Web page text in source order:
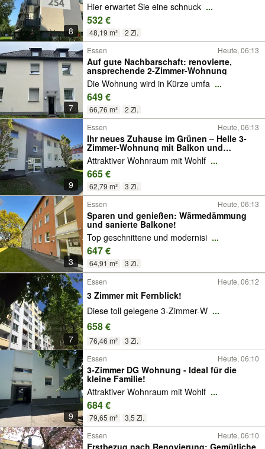
8
Hier erwartet Sie eine schnuck ...
532 €
48,19 m² 2 Zi.
7
Essen Heute, 06:13
Auf gute Nachbarschaft: renovierte,
ansprechende 2-Zimmer-Wohnung
Die Wohnung wird in Kürze umfa ...
649 €
66,76 m² 2 Zi.
9
Essen Heute, 06:13
Ihr neues Zuhause im Grünen – Helle 3-
Zimmer-Wohnung mit Balkon und
Gartenpotenzial
Attraktiver Wohnraum mit Wohlf ...
665 €
62,79 m² 3 Zi.
3
Essen Heute, 06:13
Sparen und genießen: Wärmedämmung
und sanierte Balkone!
Top geschnittene und modernisi ...
647 €
64,91 m² 3 Zi.
7
Essen Heute, 06:12
3 Zimmer mit Fernblick!
Diese toll gelegene 3-Zimmer-W ...
658 €
76,46 m² 3 Zi.
9
Essen Heute, 06:10
3-Zimmer DG Wohnung - Ideal für die
kleine Familie!
Attraktiver Wohnraum mit Wohlf ...
684 €
79,65 m²
3,5 Zi.
Essen
Heute, 06:10
Erstbezug nach Renovierung: Gemütliche